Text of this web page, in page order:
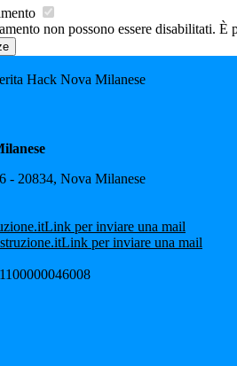
non possono essere disabilitati.
Hack Nova Milanese
- 20834, Nova Milanese
Link per inviare una mail
Link per inviare una mail